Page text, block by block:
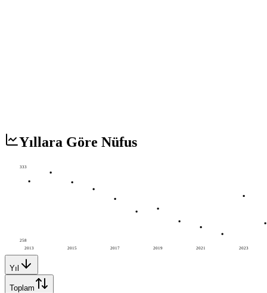
Yıllara Göre Nüfus
2013 2015 2017 2019 2021 2023
333
258
Yıl
Toplam